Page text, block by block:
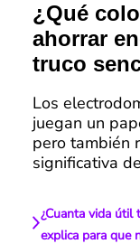
¿Qué
ahorrar
truco
Los
juegan un
pero también
significativa
¿Cuanta vida útil
explica para que